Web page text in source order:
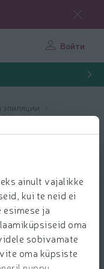
ainult vajalikke
kui te neid ei
ja
oma
sobivamate
oma küpsiste
Войти